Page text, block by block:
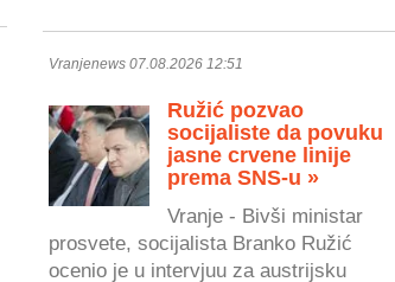
Vranjenews 07.08.2026 12:51
Ružić pozvao
socijaliste da povuku
jasne crvene linije
prema SNS-u »
Vranje - Bivši ministar
prosvete, socijalista Branko Ružić
ocenio je u intervjuu za austrijsku